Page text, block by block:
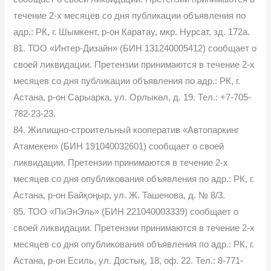
течение 2-х месяцев со дня публикации объявления по
адр.: РК, г. Шымкент, р-он Каратау, мкр. Нурсат, зд. 172а.
81. ТОО «Интер-Дизайн» (БИН 131240005412) сообщает о
своей ликвидации. Претензии принимаются в течение 2-х
месяцев со дня публикации объявления по адр.: РК, г.
Астана, р-он Сарыарка, ул. Орлыкөл, д. 19. Тел.: +7-705-
782-23-23.
84. Жилищно-строительный кооператив «Автопаркинг
Атамекен» (БИН 191040032601) сообщает о своей
ликвидации. Претензии принимаются в течение 2-х
месяцев со дня опубликования объявления по адр.: РК, г.
Астана, р-он Байқоңыр, ул. Ж. Ташенова, д. № 8/3.
85. ТОО «ПиЭнЭль» (БИН 221040003339) сообщает о
своей ликвидации. Претензии принимаются в течение 2-х
месяцев со дня опубликования объявления по адр.: РК, г.
Астана, р-он Есиль, ул. Достық, 18, оф. 22. Тел.: 8-771-